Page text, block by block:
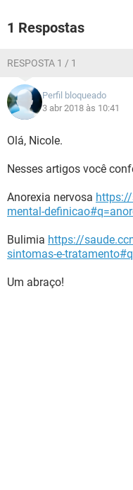
1 Respostas
RESPOSTA 1 / 1
Perfil bloqueado
3 abr 2018 às 10:41
Olá, Nicole.
Nesses artigos você
Anorexia nervosa
mental-
Bulimia https://
sintomas-e-
Um abraço!